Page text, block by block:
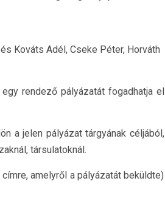
Kováts Adél, Cseke Péter, Horváth
rendező pályázatát fogadhatja el
a jelen pályázat tárgyának céljából,
társulatoknál.
amelyről a pályázatát beküldte)